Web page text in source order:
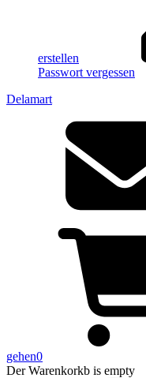
erstellen
Passwort vergessen
Delamart
gehen0
Der Warenkorkb is empty